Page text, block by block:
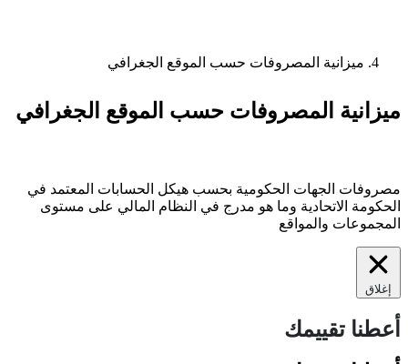
ميزانية المصروفات حسب الموقع الجغرافي
ميزانية المصروفات حسب الموقع الجغرافي
مصروفات الجهات الحكومية بحسب هيكل الحسابات المعتمد في
الحكومة الاتحادية وما هو مدرج في النظام المالي على مستوى
المجموعات والمواقع
إغلاق
أعطنا تقييمك